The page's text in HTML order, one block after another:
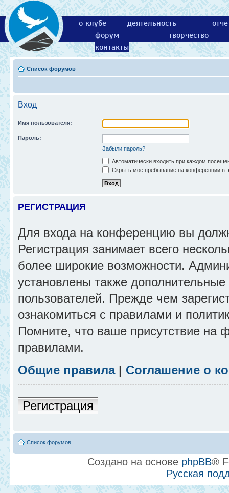
о клубе деятельность
форум
творчество
контакты
Список форумов
Вход
Имя пользователя:
Пароль:
Забыли пароль?
Автоматически входить при каждом
Скрыть моё пребывание на конференции в
РЕГИСТРАЦИЯ
Для входа на конференцию вы
Регистрация занимает всего
более широкие возможности.
установлены также
пользователей. Прежде чем
ознакомиться с правилами и
Помните, что ваше присутствие на
правилами.
Общие правила| Соглашение о
Регистрация
Список форумов
Создано на основе phpBB®
Русская